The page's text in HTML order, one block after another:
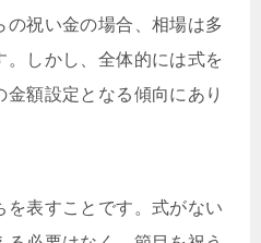
の祝い金の場合、相場は多
。しかし、全体的には式を
額設定となる傾向にあり
表すことです。式がない